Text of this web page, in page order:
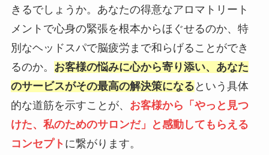
きるでしょうか。あなたの得意なアロマトリート
メントで心身の緊張を根本からほぐせるのか、特
別なヘッドスパで脳疲労まで和らげることができ
るのか。 お客様の悩みに心から寄り添い、あなた
のサービスがその最高の解決策になる という具体
的な道筋を示すことが、 お客様から「やっと見つ
けた、私のためのサロンだ」と感動してもらえる
コンセプト に繋がります。